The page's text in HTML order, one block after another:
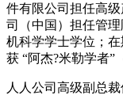
件有限公司担任高
司（中国）担任管
机科学学士学位；
获 “阿杰?米勒学者”
人人公司高级副总裁